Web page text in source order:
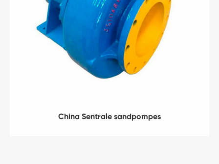
China Sentrale sandpompes